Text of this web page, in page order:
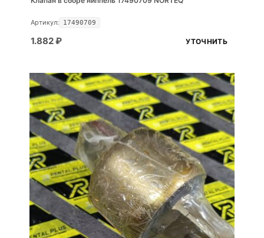
Артикул: 17490709
1.882₽ УТОЧНИТЬ